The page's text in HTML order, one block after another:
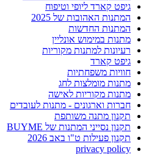
גיפט קארד ליופי וטיפוח
המתנות האהובות של 2025
המתנות החדשות
מתנות במימוש אונליין
רעיונות למתנות מקוריות
גיפט קארד
חוויות משפחתיות
מתנות מומלצות לחג
מתנות מקוריות לאישה
חברות וארגונים - מתנות לעובדים
תקנון מתנה משותפת
תקנון נסייני המתנות של BUYME
תקנון פעילות ט"ו באב 2026
privacy policy